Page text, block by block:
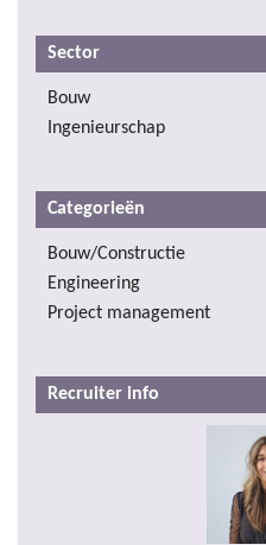
Sector
Bouw
Ingenieurschap
Categorieën
Bouw/Constructie
Engineering
Project management
Recruiter info